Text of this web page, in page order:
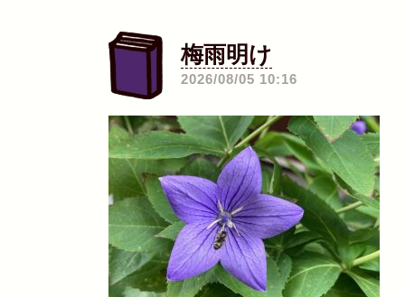
梅雨明け
2026/08/05 10:16